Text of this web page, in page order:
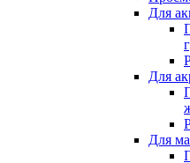
Для
Для
Для